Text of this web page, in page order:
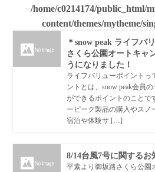
/home/c0214174/public_html/
content/themes/mytheme/
＊snow peak ライフバ
さくら公園オートキャ
うになりました！
ライフバリューポイントっ
ントとは、snow peak会員
ができるポイントのことで
ーピーク製品の購入やスノ
宿泊や体験サ […]
8/14台風7号に関するお
平素より御坂路さくら公園